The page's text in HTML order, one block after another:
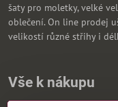
šaty pro moletky, velké
oblečení. On line prodej
velikostí různé střihy i
Vše k nákupu